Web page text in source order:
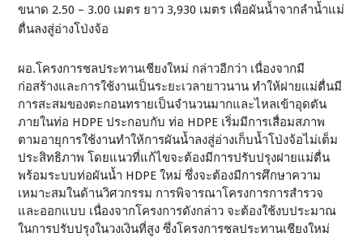
ขนาด 2.50 – 3.00 เมตร ยาว 3,930 เมตร เพื่อผันน้ำจากลำน้ำแม่
ตื่นลงสู่อ่างโป่งจ้อ
ผอ.โครงการชลประทานเชียงใหม่ กล่าวอีกว่า เนื่องจากมี
ก่อสร้างและการใช้งานเป็นระยะเวลายาวนาน ทำให้ฝายแม่ตื่นมี
การสะสมของตะกอนทรายเป็นจำนวนมากและไหลเข้าอุดตัน
ภายในท่อ HDPE ประกอบกับ ท่อ HDPE เริ่มมีการเสื่อมสภาพ
ตามอายุการใช้งานทำให้การผันน้ำลงสู่อ่างเก็บน้ำโป่งจ้อไม่เต็ม
ประสิทธิภาพ โดยแนวที่แก้ไขจะต้องมีการปรับปรุงฝายแม่ตื่น
พร้อมระบบท่อผันน้ำ HDPE ใหม่ ซึ่งจะต้องมีการศึกษาความ
เหมาะสมในด้านวิศวกรรม การพิจารณาโครงการการสำรวจ
และออกแบบ เนื่องจากโครงการดังกล่าว จะต้องใช้งบประมาณ
ในการปรับปรุงในวงเงินที่สูง ซึ่งโครงการชลประทานเชียงใหม่